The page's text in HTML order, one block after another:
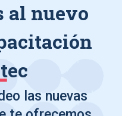
al nuevo
las nuevas